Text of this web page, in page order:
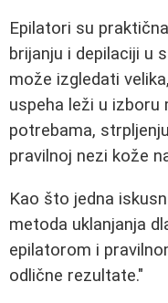
Epilatori su
brijanju i depilaciji u
može izgledati
uspeha leži u izboru
potrebama,
pravilnoj nezi kože
Kao što jedna
metoda uklanjanja
epilatorom i
odlične rezultate."